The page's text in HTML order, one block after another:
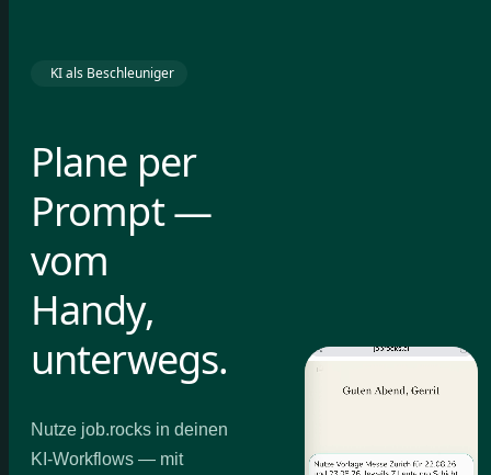
KI als Beschleuniger
Plane per
Prompt —
vom
Handy,
unterwegs.
Nutze job.rocks in deinen
KI-Workflows — mit